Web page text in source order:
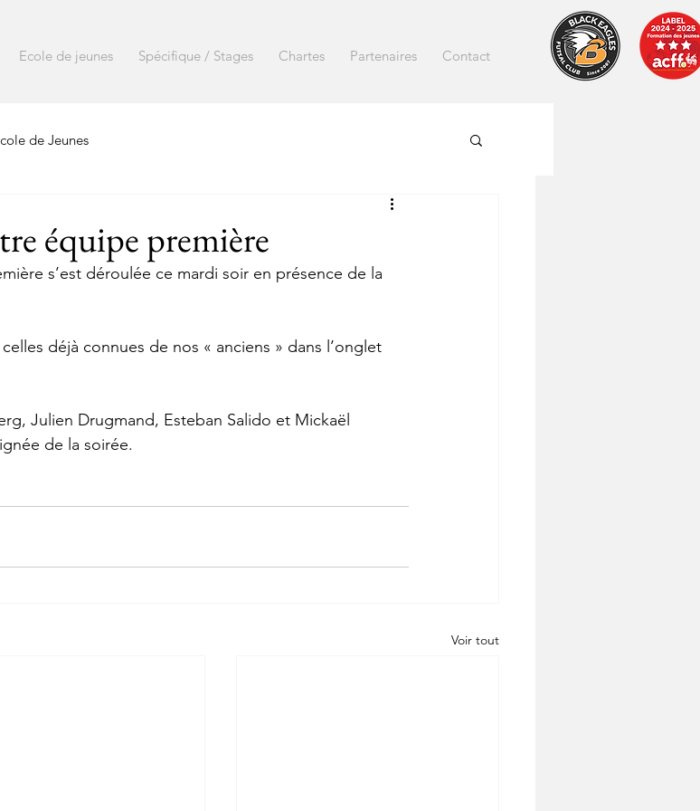
Ecole de jeunes Spécifique / Stages Chartes Partenaires Contact
de Jeunes
équipe première
s’est déroulée ce mardi soir en présence de la
déjà connues de nos « anciens » dans l’onglet
Julien Drugmand, Esteban Salido et Mickaël
de la soirée.
Voir tout